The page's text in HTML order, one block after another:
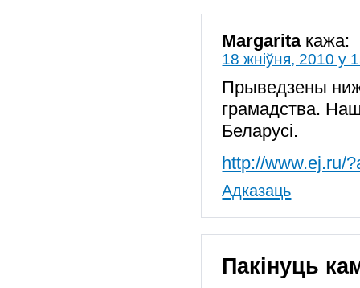
Margarita кажа:
18 жніўня, 2010 у
Прыведзены
грамадства.
Беларусi.
http://www.ej.ru/
Адказаць
Пакінуць